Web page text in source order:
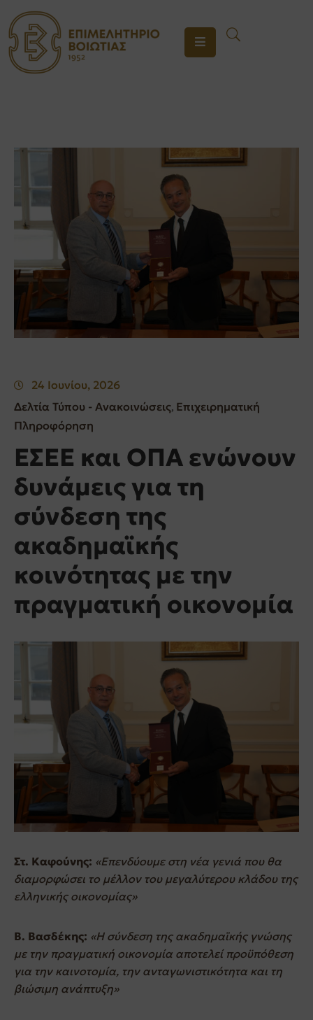
ΤΟ
ΕΠΙΜΕΛΗΤΗΡΙΟ
24 Ιουνίου, 2026
Δελτία Τύπου - Ανακοινώσεις‚ Επιχειρηματική
Πληροφόρηση
ΕΣΕΕ και ΟΠΑ ενώνουν
δυνάμεις για τη
σύνδεση της
ακαδημαϊκής
κοινότητας με την
πραγματική οικονομία
Στ. Καφούνης: «Επενδύουμε στη νέα γενιά που θα
διαμορφώσει το μέλλον του μεγαλύτερου κλάδου της
ελληνικής οικονομίας»
Β. Βασδέκης: «Η σύνδεση της ακαδημαϊκής γνώσης
με την πραγματική οικονομία αποτελεί προϋπόθεση
για την καινοτομία, την ανταγωνιστικότητα και τη
βιώσιμη ανάπτυξη»